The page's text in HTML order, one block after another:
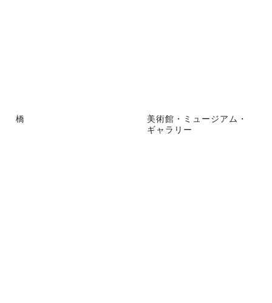
橋
美術館・ミュージアム・
ギャラリー